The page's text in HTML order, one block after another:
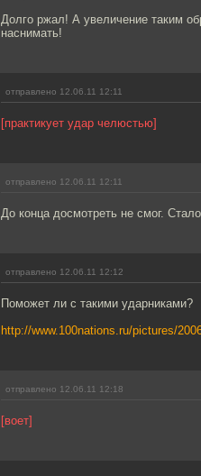
Долго ржал! А увеличение таким
наснимать!
отправлено 12.06.11 12:11
[практикует удар челюстью]
отправлено 12.06.11 12:11
До конца досмотреть не смог.
отправлено 12.06.11 12:12
Поможет ли с такими ударниками?
http://www.100nations.ru/pictures/
отправлено 12.06.11 12:18
[воет]